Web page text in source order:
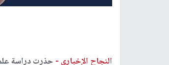
النجاح الإخباري - حذرت دراسة